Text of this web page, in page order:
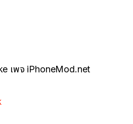
เพจ iPhoneMod.net